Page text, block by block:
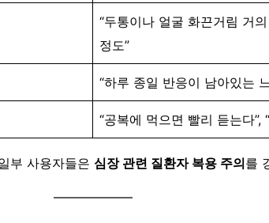
“두통이나 얼굴 화끈거림 거
정도”
“하루 종일 반응이 남아있는
“공복에 먹으면 빨리 듣는다”,
부 사용자들은심장 관련 질환자 복용 주의를